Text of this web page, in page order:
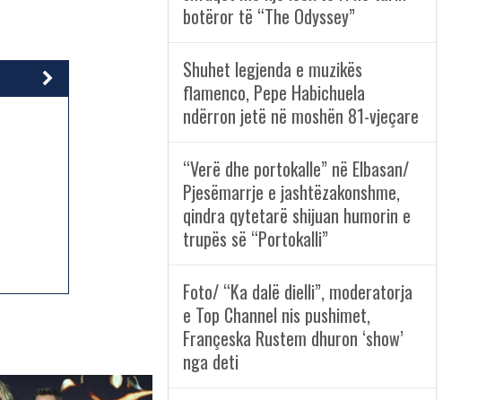
botëror të “The Odyssey”
Shuhet legjenda e muzikës
flamenco, Pepe Habichuela
ndërron jetë në moshën 81-vjeçare
“Verë dhe portokalle” në Elbasan/
Pjesëmarrje e jashtëzakonshme,
qindra qytetarë shijuan humorin e
trupës së “Portokalli”
Foto/ “Ka dalë dielli”, moderatorja
e Top Channel nis pushimet,
Françeska Rustem dhuron ‘show’
nga deti